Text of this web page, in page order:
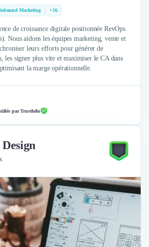
Marketing +16
de croissance digitale positionnée RevOps
Nous aidons les équipes marketing, vente et
leurs efforts pour générer de
les signer plus vite et maximiser le CA dans
la marge opérationnelle.
par Trustfolio